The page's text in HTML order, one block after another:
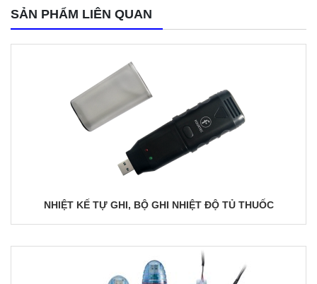
SẢN PHẨM LIÊN QUAN
NHIỆT KẾ TỰ GHI, BỘ GHI NHIỆT ĐỘ TỦ THUỐC